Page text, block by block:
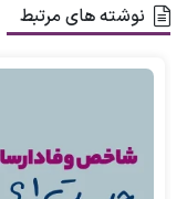
شما یک حق
کنید که ارزش
استرس شما
شوید؟ آیا
جستجو کنید
نوشته های مرتبط